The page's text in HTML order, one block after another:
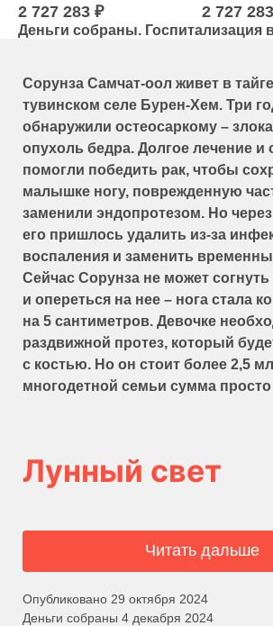
2 727 283 ₽ 2 727
Деньги собраны. Госпитализация
Сорунза Самчат-оол живет в
тувинском селе Бурен-Хем. Три
обнаружили остеосаркому –
опухоль бедра. Долгое лечение и
помогли победить рак, чтобы
малышке ногу, поврежденную
заменили эндопротезом. Но
его пришлось удалить из-за
воспаления и заменить
Сейчас Сорунза не может согнуть
и опереться на нее – нога стала
на 5 сантиметров. Девочке
раздвижной протез, который
с костью. Но он стоит более 2,5
многодетной семьи сумма
Лунный свет
Читать дальше
Опубликовано 29 октября 2024
Деньги собраны 4 декабря 2024